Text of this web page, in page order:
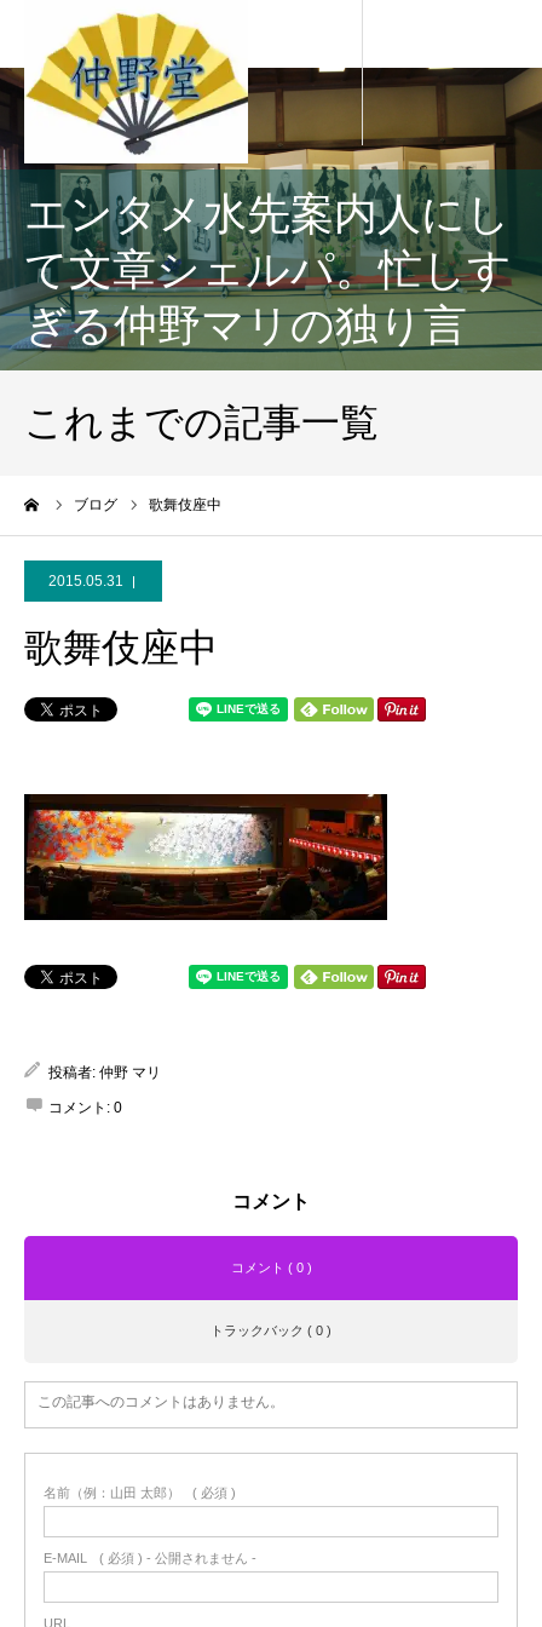
エンタメ水先案内人にし
て文章シェルパ。忙しす
ぎる仲野マリの独り言
これまでの記事一覧
ブログ 歌舞伎座中
2015.05.31
歌舞伎座中
投稿者: 仲野 マリ
コメント: 0
コメント
コメント ( 0 )
トラックバック ( 0 )
この記事へのコメントはありません。
名前（例：山田 太郎） ( 必須 )
E-MAIL ( 必須 ) - 公開されません -
URL